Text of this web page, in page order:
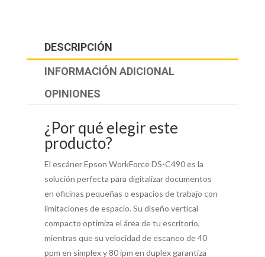
DESCRIPCIÓN
INFORMACIÓN ADICIONAL
OPINIONES
¿Por qué elegir este
producto?
El escáner Epson WorkForce DS-C490 es la
solución perfecta para digitalizar documentos
en oficinas pequeñas o espacios de trabajo con
limitaciones de espacio. Su diseño vertical
compacto optimiza el área de tu escritorio,
mientras que su velocidad de escaneo de 40
ppm en simplex y 80 ipm en duplex garantiza